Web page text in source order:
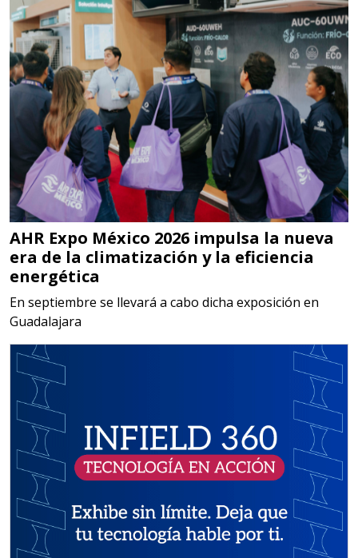
Especificaciones:
Requisitos: Garantizar composición
química y origen adecuados
(especialmente para grafito) y
contar con sistemas de calidad y
gestión ambiental.
Aplicar al Requerimiento
Empresa en Jalisco
Requiere:
MATERIALES PARA SELLOS DE
BATERÍAS DE LITIO
Especificaciones:
Para vehículos eléctricos.
Requisitos: Garantizar composición
química y origen adecuados
(especialmente para grafito) y
contar con sistemas de calidad y
gestión ambiental.
Empresa en Jalisco
AHR Expo México 2026 impulsa la nueva
era de la climatización y la eficiencia
energética
En septiembre se llevará a cabo dicha exposición en
Guadalajara